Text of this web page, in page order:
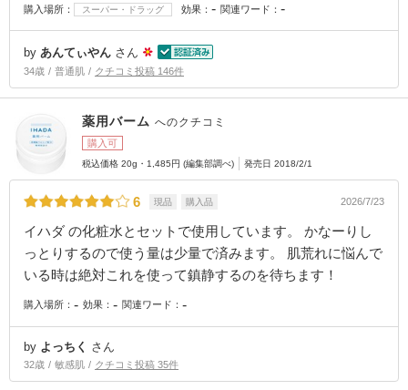
購入場所： スーパー・ドラッグ 効果： - 関連ワード： -
by あんてぃやん さん
34歳 普通肌 クチコミ投稿 146件
薬用バーム へのクチコミ
購入可
税込価格 20g・1,485円 (編集部調べ) 発売日 2018/2/1
6 現品 購入品 2026/7/23
イハダ の化粧水とセットで使用しています。 かなーりし
っとりするので使う量は少量で済みます。 肌荒れに悩んで
いる時は絶対これを使って鎮静するのを待ちます！
購入場所： - 効果： - 関連ワード： -
by よっちく さん
32歳 敏感肌 クチコミ投稿 35件